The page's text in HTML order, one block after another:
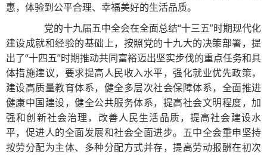
惠，体验到公平合理、幸福美好的生活品质。
党的十九届五中全会在全面总结“十三五”时期现代化
建设成就和经验的基础上，按照党的十九大的决策部署，提
出了“十四五”时期推动共同富裕迈出坚实步伐的重点任务和具
体措施建议，要求提高人民收入水平，强化就业优先政策，
建设高质量教育体系，健全多层次社会保障体系，全面推进
健康中国建设，健全公共服务体系，提高社会文明程度，加
强和创新社会治理，改善人民生活品质，提高社会建设水
平，促进人的全面发展和社会全面进步。五中全会重申坚持
按劳分配为主体、多种分配方式并存，提高劳动报酬在初次